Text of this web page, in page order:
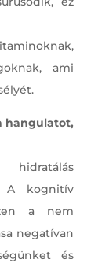
ami
hangulatot,
A kognitív
a nem
negatívan
és